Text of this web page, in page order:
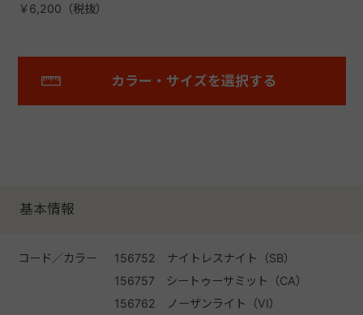
￥6,200（税抜）
カラー・サイズを選択する
基本情報
コード／カラー
156752 ナイトレスナイト（SB）
156757 シートゥーサミット（CA）
156762 ノーザンライト（VI）